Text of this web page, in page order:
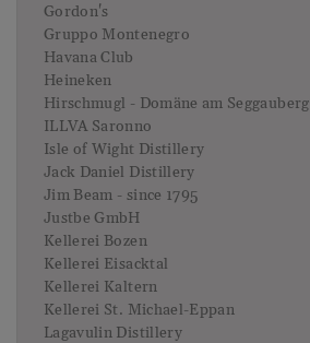
Gordon's
Gruppo Montenegro
Havana Club
Heineken
Hirschmugl - Domäne am Seggauberg
ILLVA Saronno
Isle of Wight Distillery
Jack Daniel Distillery
Jim Beam - since 1795
Justbe GmbH
Kellerei Bozen
Kellerei Eisacktal
Kellerei Kaltern
Kellerei St. Michael-Eppan
Lagavulin Distillery